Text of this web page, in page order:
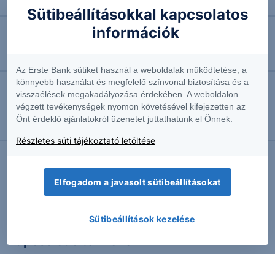
2026.08.06. 10:35
Túl magas volt a léc, esik a memóriaszektor
sztárrészvénye
További Erste elemzések
Kapcsolódó termékek
Sütibeállításokkal kapcsolatos
információk
Az Erste Bank sütiket használ a weboldalak működtetése, a
könnyebb használat és megfelelő színvonal biztosítása és a
visszaélések megakadályozása érdekében. A weboldalon
végzett tevékenységek nyomon követésével kifejezetten az
Önt érdeklő ajánlatokról üzenetet juttathatunk el Önnek.
Részletes süti tájékoztató letöltése
Elfogadom a javasolt sütibeállításokat
Sütibeállítások kezelése